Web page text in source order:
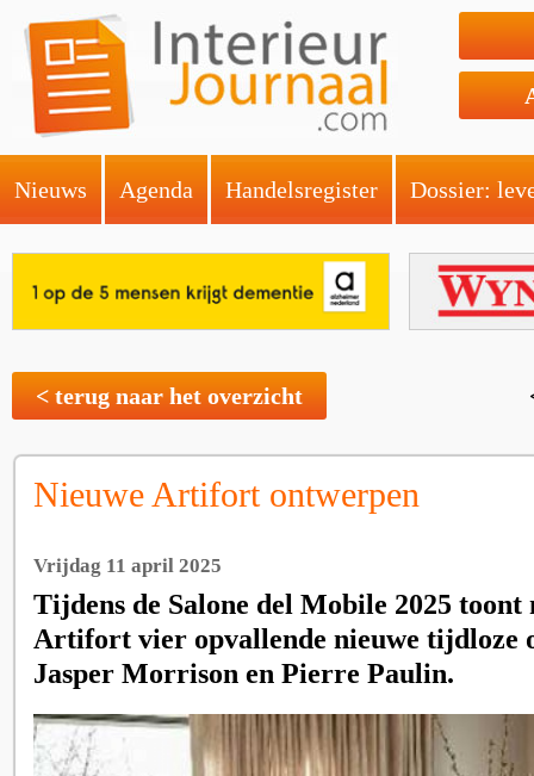
Nieuws Agenda Handelsregister Dossier:
< terug naar het overzicht
Nieuwe Artifort ontwerpen
Vrijdag 11 april 2025
Tijdens de Salone del Mobile 2025
Artifort vier opvallende nieuwe tijdloze
Jasper Morrison en Pierre Paulin.